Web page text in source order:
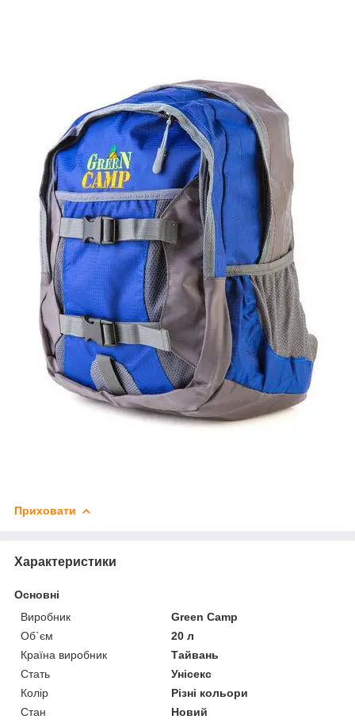
Приховати
Характеристики
Основні
Виробник
Green Camp
Об`єм
20 л
Країна виробник
Тайвань
Стать
Унісекс
Колір
Різні кольори
Стан
Новий